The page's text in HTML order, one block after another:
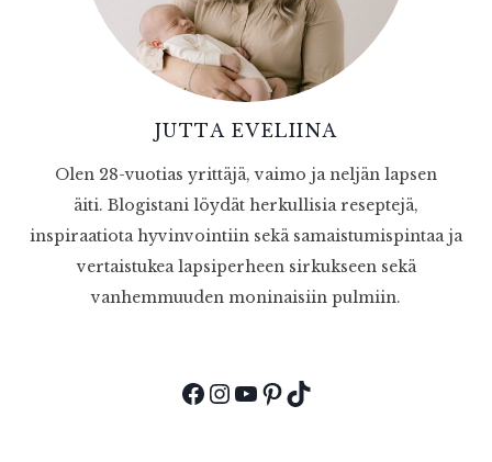
JUTTA EVELIINA
Olen 28-vuotias yrittäjä, vaimo ja neljän lapsen
äiti. Blogistani löydät herkullisia reseptejä,
inspiraatiota hyvinvointiin sekä samaistumispintaa ja
vertaistukea lapsiperheen sirkukseen sekä
vanhemmuuden moninaisiin pulmiin.
Facebook
Instagram
YouTube
Pinterest
TikTok